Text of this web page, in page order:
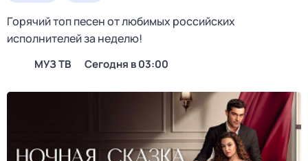
Горячий топ песен от любимых российских
исполнителей за неделю!
МУЗ ТВ Сегодня в 03:00